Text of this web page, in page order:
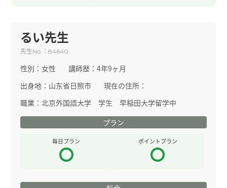
るい先生
先生No. ：84640
性別：女性 講師歴：4年9ヶ月
出身地： 山东省日照市
現在の住所：
職業：北京外国語大学 学生 早稲田大学留学中
プラン
毎日プラン ポイントプラン